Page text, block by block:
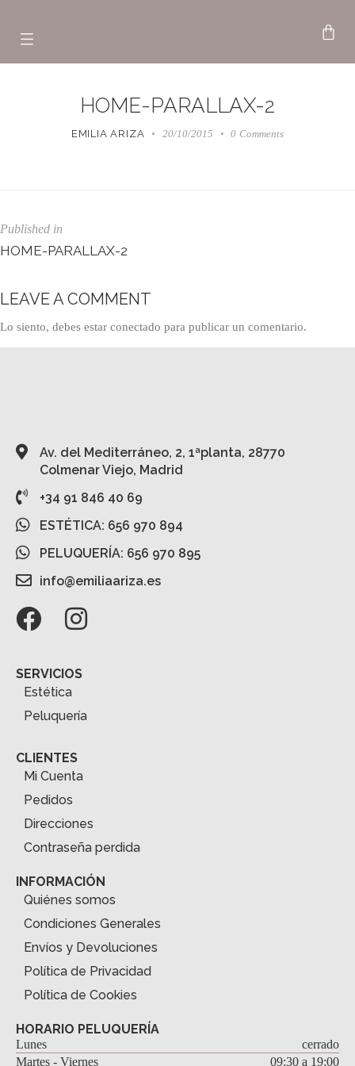
HOME-PARALLAX-2
EMILIA ARIZA 20/10/2015 0 Comments
Published in
HOME-PARALLAX-2
LEAVE A COMMENT
Lo siento, debes estar conectado para publicar un comentario.
Av. del Mediterráneo, 2, 1ªplanta, 28770
Colmenar Viejo, Madrid
+34 91 846 40 69
ESTÉTICA: 656 970 894
PELUQUERÍA: 656 970 895
info@emiliaariza.es
SERVICIOS
Estética
Peluquería
CLIENTES
Mi Cuenta
Pedidos
Direcciones
Contraseña perdida
INFORMACIÓN
Quiénes somos
Condiciones Generales
Envíos y Devoluciones
Política de Privacidad
Política de Cookies
HORARIO PELUQUERÍA
Lunes
cerrado
Martes - Viernes
09:30 a 19:00